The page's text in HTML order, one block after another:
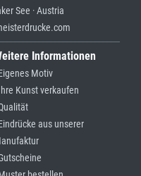
See · Austria
Informationen
Motiv
Kunst verkaufen
aus unserer